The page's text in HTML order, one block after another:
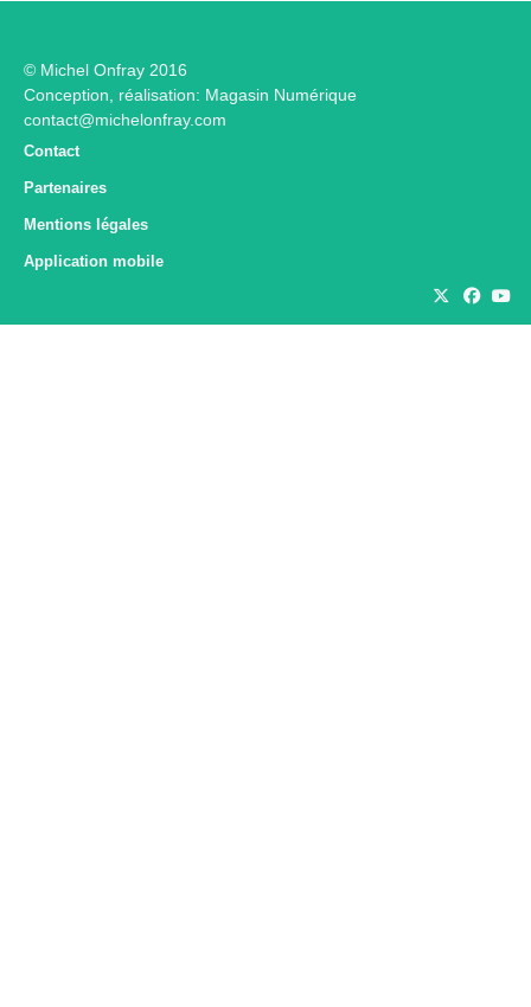
© Michel Onfray 2016
Conception, réalisation: Magasin Numérique
contact@michelonfray.com
Contact
Partenaires
Mentions légales
Application mobile